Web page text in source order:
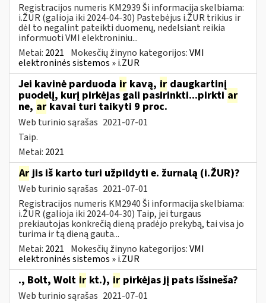
Registracijos numeris KM2939 Ši informacija skelbiama:
i.ŽUR (galioja iki 2024-04-30) Pastebėjus i.ŽUR trikius ir
dėl to negalint pateikti duomenų, nedelsiant reikia
informuoti VMI elektroniniu...
Metai: 2021 Mokesčių žinyno kategorijos:VMI
elektroninės sistemos » i.ZUR
Jei kavinė parduoda ir kavą, ir daugkartinį
puodelį, kurį pirkėjas gali pasirinkti...pirkti ar
ne, ar kavai turi taikyti 9 proc.
Web turinio sąrašas 2021-07-01
Taip.
Metai: 2021
Arjis iš karto turi užpildyti e. žurnalą (i.ŽUR)?
Web turinio sąrašas 2021-07-01
Registracijos numeris KM2940 Ši informacija skelbiama:
i.ŽUR (galioja iki 2024-04-30) Taip, jei turgaus
prekiautojas konkrečią dieną pradėjo prekybą, tai visa jo
turima ir tą dieną gauta...
Metai: 2021 Mokesčių žinyno kategorijos:VMI
elektroninės sistemos » i.ZUR
., Bolt, Wolt ir kt.), ir pirkėjas jį pats išsineša?
Web turinio sąrašas 2021-07-01